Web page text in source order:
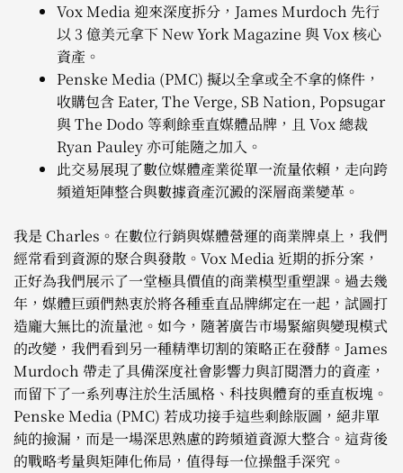
Vox Media 迎來深度拆分，James Murdoch 先行
以 3 億美元拿下 New York Magazine 與 Vox 核心
資產。
Penske Media (PMC) 擬以全拿或全不拿的條件，
收購包含 Eater, The Verge, SB Nation, Popsugar
與 The Dodo 等剩餘垂直媒體品牌，且 Vox 總裁
Ryan Pauley 亦可能隨之加入。
此交易展現了數位媒體產業從單一流量依賴，走向跨
頻道矩陣整合與數據資產沉澱的深層商業變革。
我是 Charles。在數位行銷與媒體營運的商業牌桌上，我們
經常看到資源的聚合與發散。Vox Media 近期的拆分案，
正好為我們展示了一堂極具價值的商業模型重塑課。過去幾
年，媒體巨頭們熱衷於將各種垂直品牌綁定在一起，試圖打
造龐大無比的流量池。如今，隨著廣告市場緊縮與變現模式
的改變，我們看到另一種精準切割的策略正在發酵。James
Murdoch 帶走了具備深度社會影響力與訂閱潛力的資產，
而留下了一系列專注於生活風格、科技與體育的垂直板塊。
Penske Media (PMC) 若成功接手這些剩餘版圖，絕非單
純的撿漏，而是一場深思熟慮的跨頻道資源大整合。這背後
的戰略考量與矩陣化佈局，值得每一位操盤手深究。